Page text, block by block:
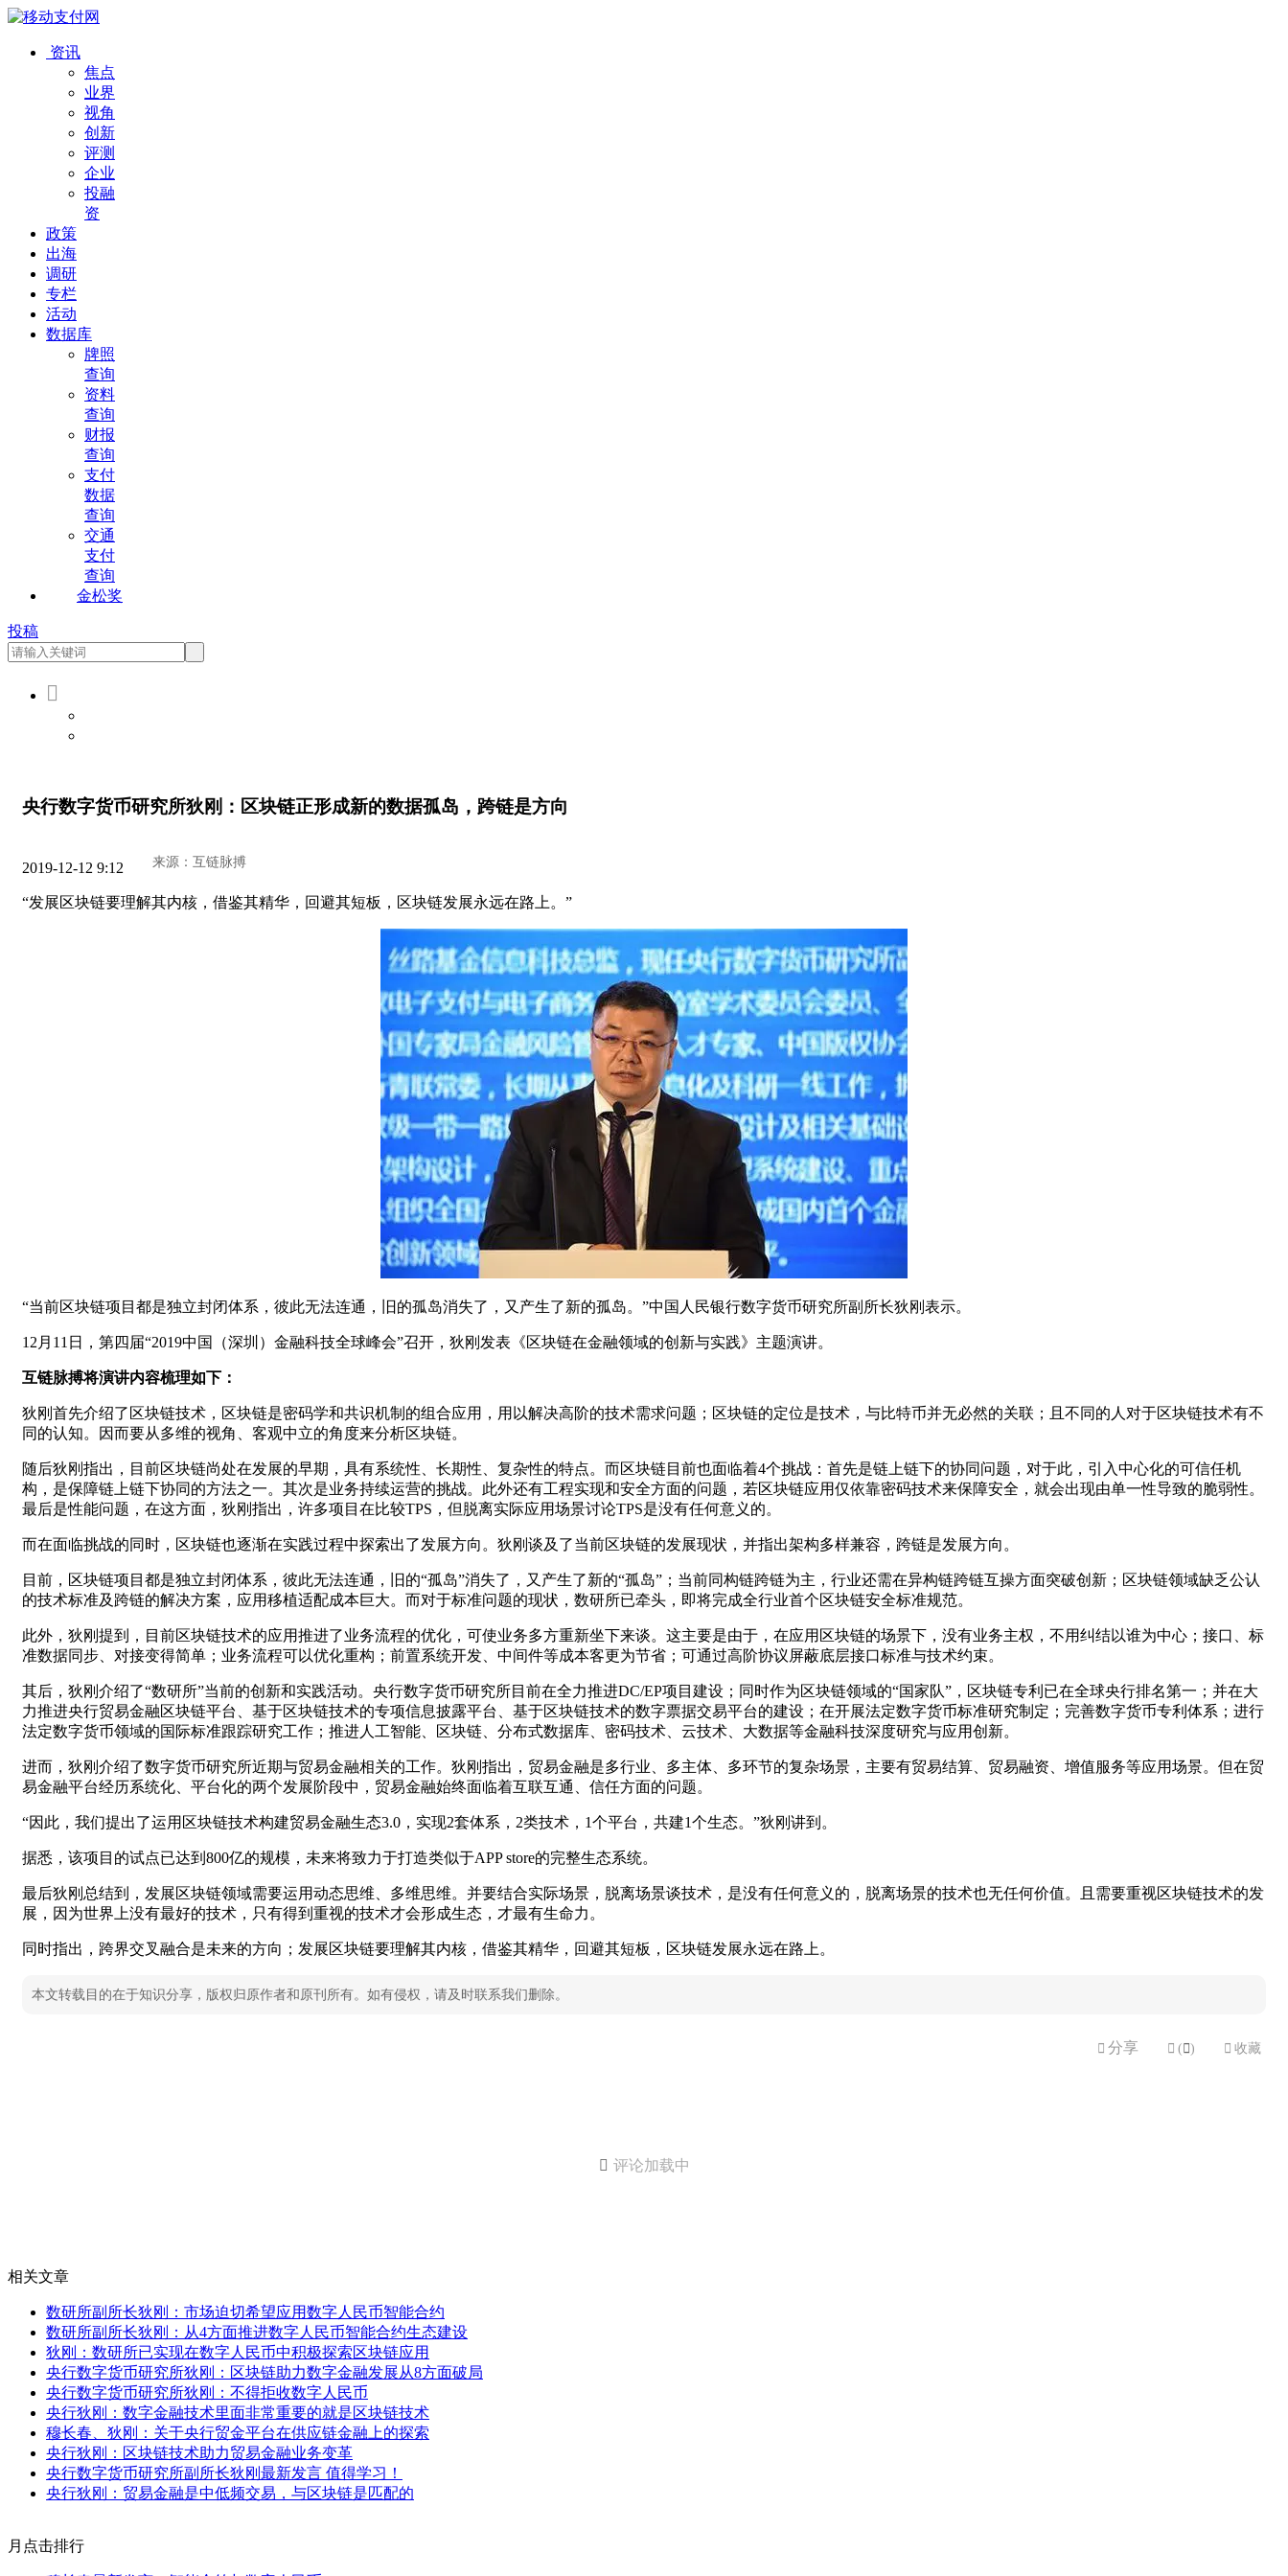
资讯
焦点
业界
视角
创新
评测
企业
投融
资
政策
出海
调研
专栏
活动
数据库
牌照
查询
资料
查询
财报
查询
支付
数据
查询
交通
支付
查询
金松奖
投稿

央行数字货币研究所狄刚：区块链正形成新的数据孤岛，跨链是方向
2019-12-12 9:12
“发展区块链要理解其内核，借鉴其精华，回避其短板，区块链发展永远在路上。”
“当前区块链项目都是独立封闭体系，彼此无法连通，旧的孤岛消失了，又产生了新的孤岛。”中国人民银行数字货币研究所副所长狄刚表示。
12月11日，第四届“2019中国（深圳）金融科技全球峰会”召开，狄刚发表《区块链在金融领域的创新与实践》主题演讲。
互链脉搏将演讲内容梳理如下：
狄刚首先介绍了区块链技术，区块链是密码学和共识机制的组合应用，用以解决高阶的技术需求问题；区块链的定位是技术，与比特币并无必然的关联；且不同的人对于区块链技术有不
同的认知。因而要从多维的视角、客观中立的角度来分析区块链。
随后狄刚指出，目前区块链尚处在发展的早期，具有系统性、长期性、复杂性的特点。而区块链目前也面临着4个挑战：首先是链上链下的协同问题，对于此，引入中心化的可信任机
构，是保障链上链下协同的方法之一。其次是业务持续运营的挑战。此外还有工程实现和安全方面的问题，若区块链应用仅依靠密码技术来保障安全，就会出现由单一性导致的脆弱性。
最后是性能问题，在这方面，狄刚指出，许多项目在比较TPS，但脱离实际应用场景讨论TPS是没有任何意义的。
而在面临挑战的同时，区块链也逐渐在实践过程中探索出了发展方向。狄刚谈及了当前区块链的发展现状，并指出架构多样兼容，跨链是发展方向。
目前，区块链项目都是独立封闭体系，彼此无法连通，旧的“孤岛”消失了，又产生了新的“孤岛”；当前同构链跨链为主，行业还需在异构链跨链互操方面突破创新；区块链领域缺乏公认
的技术标准及跨链的解决方案，应用移植适配成本巨大。而对于标准问题的现状，数研所已牵头，即将完成全行业首个区块链安全标准规范。
此外，狄刚提到，目前区块链技术的应用推进了业务流程的优化，可使业务多方重新坐下来谈。这主要是由于，在应用区块链的场景下，没有业务主权，不用纠结以谁为中心；接口、标
准数据同步、对接变得简单；业务流程可以优化重构；前置系统开发、中间件等成本客更为节省；可通过高阶协议屏蔽底层接口标准与技术约束。
其后，狄刚介绍了“数研所”当前的创新和实践活动。央行数字货币研究所目前在全力推进DC/EP项目建设；同时作为区块链领域的“国家队”，区块链专利已在全球央行排名第一；并在大
力推进央行贸易金融区块链平台、基于区块链技术的专项信息披露平台、基于区块链技术的数字票据交易平台的建设；在开展法定数字货币标准研究制定；完善数字货币专利体系；进行
法定数字货币领域的国际标准跟踪研究工作；推进人工智能、区块链、分布式数据库、密码技术、云技术、大数据等金融科技深度研究与应用创新。
进而，狄刚介绍了数字货币研究所近期与贸易金融相关的工作。狄刚指出，贸易金融是多行业、多主体、多环节的复杂场景，主要有贸易结算、贸易融资、增值服务等应用场景。但在贸
易金融平台经历系统化、平台化的两个发展阶段中，贸易金融始终面临着互联互通、信任方面的问题。
“因此，我们提出了运用区块链技术构建贸易金融生态3.0，实现2套体系，2类技术，1个平台，共建1个生态。”狄刚讲到。
据悉，该项目的试点已达到800亿的规模，未来将致力于打造类似于APP store的完整生态系统。
最后狄刚总结到，发展区块链领域需要运用动态思维、多维思维。并要结合实际场景，脱离场景谈技术，是没有任何意义的，脱离场景的技术也无任何价值。且需要重视区块链技术的发
展，因为世界上没有最好的技术，只有得到重视的技术才会形成生态，才最有生命力。
同时指出，跨界交叉融合是未来的方向；发展区块链要理解其内核，借鉴其精华，回避其短板，区块链发展永远在路上。
本文转载目的在于知识分享，版权归原作者和原刊所有。如有侵权，请及时联系我们删除。
 分享  ( )  收藏
 评论加载中
相关文章
数研所副所长狄刚：市场迫切希望应用数字人民币智能合约
数研所副所长狄刚：从4方面推进数字人民币智能合约生态建设
狄刚：数研所已实现在数字人民币中积极探索区块链应用
央行数字货币研究所狄刚：区块链助力数字金融发展从8方面破局
央行数字货币研究所狄刚：不得拒收数字人民币
央行狄刚：数字金融技术里面非常重要的就是区块链技术
穆长春、狄刚：关于央行贸金平台在供应链金融上的探索
央行狄刚：区块链技术助力贸易金融业务变革
央行数字货币研究所副所长狄刚最新发言 值得学习！
央行狄刚：贸易金融是中低频交易，与区块链是匹配的
月点击排行